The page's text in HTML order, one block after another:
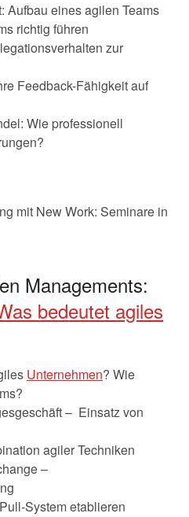
Aufbau eines agilen Teams
richtig führen
zur
Feedback-Fähigkeit auf
Wie professionell
mit New Work: Seminare in
Managements:
bedeutet agiles
Unternehmen? Wie
– Einsatz von
agiler Techniken
–
System etablieren